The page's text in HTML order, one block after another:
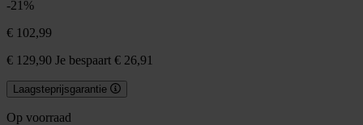
-21%
€ 102,99
€ 129,90 Je bespaart € 26,91
Laagsteprijsgarantie
Op voorraad